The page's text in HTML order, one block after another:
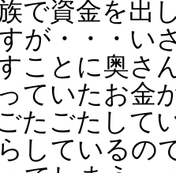
で資金を出
が・・・い
ことに奥さ
ていたお金
たごたして
しているの